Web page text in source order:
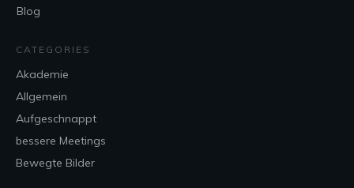
Blog
CATEGORIES
Akademie
Allgemein
Aufgeschnappt
bessere Meetings
Bewegte Bilder